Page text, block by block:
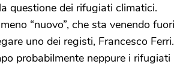
questione dei rifugiati climatici.
“nuovo”, che sta venendo fuori
uno dei registi, Francesco Ferri.
probabilmente neppure i rifugiati